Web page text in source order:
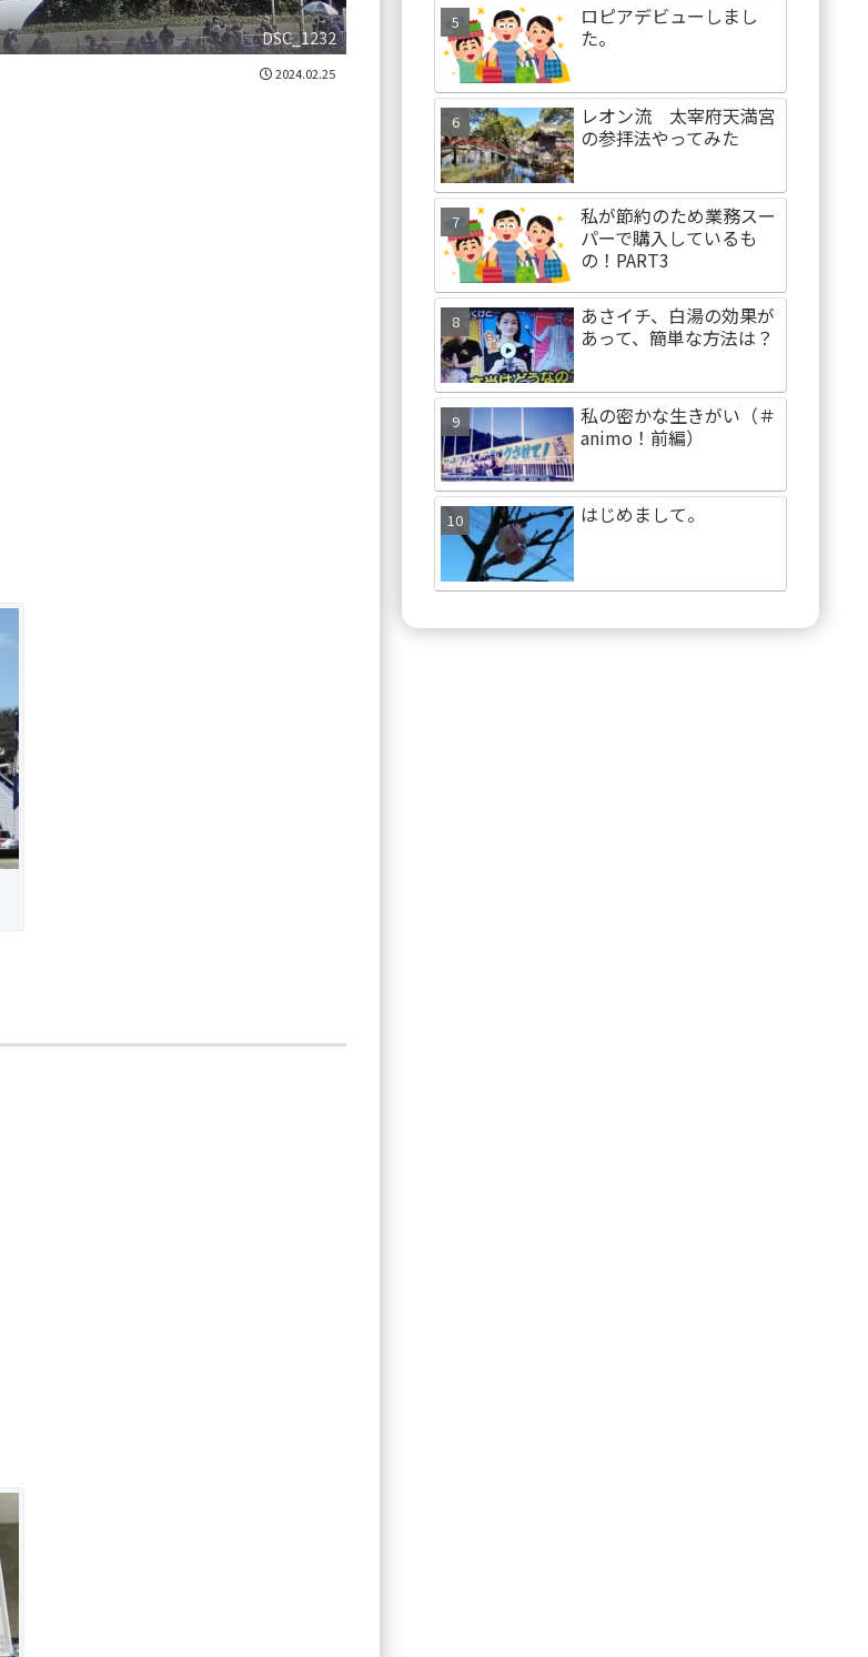
DSC_1232
2024.02.25
ロピアデビューしまし
た。
レオン流 太宰府天満宮
の参拝法やってみた
私が節約のため業務スー
パーで購入しているも
の！PART3
あさイチ、白湯の効果が
あって、簡単な方法は？
私の密かな生きがい（＃
animo！前編）
はじめまして。